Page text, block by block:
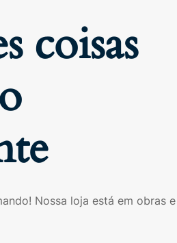
coisas
Nossa loja está em obras e